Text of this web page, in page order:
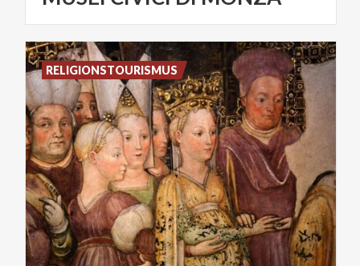
RELIGIONSTOURISMUS